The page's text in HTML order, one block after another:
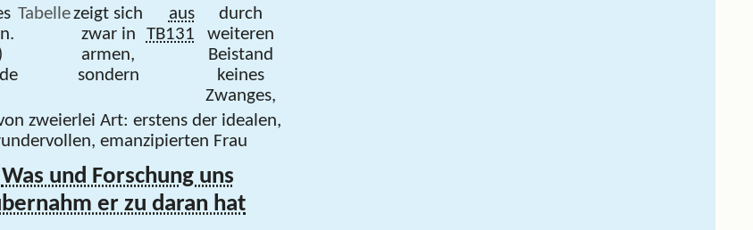
Tabellezeigt sich
zwar in
armen,
sondern
aus
TB131
durch
weiteren
Beistand
keines
Zwanges,
zweierlei Art: erstens der idealen,
emanzipierten Frau
Was und Forschung uns
er zu daran hat